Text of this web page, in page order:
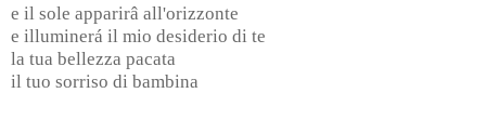
e il sole apparirâ all'orizzonte
e illuminerá il mio desiderio di te
la tua bellezza pacata
il tuo sorriso di bambina